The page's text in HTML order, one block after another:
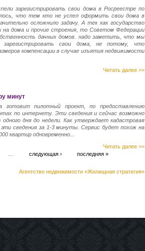
зарегистрировать свои дома в Росреестре по
что тем кто не успел оформить свои дома в
осложнило задачу. А тек как государство
на дома и прочие строения, то Советом Федерации
дачных домов. надо заметить, что мы
зарегистрировать свои дома, не потому, что
компенсации в случае изъятия недвижимости
Читать далее >>
минут
готовит пилотный проект, по предоставлению
по интернету. Эти сведения и сейчас возможно
дня до недели. Как утверждает кадастровая
сведения за 1-3 минуты. Сервис будет похож на
квартир одновременно...
Читать далее >>
следующая ›
последняя »
Агентство недвижимости «Жилищная стратегия»